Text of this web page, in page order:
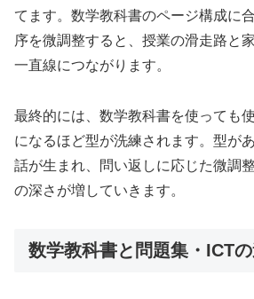
てます。数学教科書のページ構成に
序を微調整すると、授業の滑走路と
一直線につながります。
最終的には、数学教科書を使っても
になるほど型が洗練されます。型が
話が生まれ、問い返しに応じた微調
の深さが増していきます。
数学教科書と問題集・ICT